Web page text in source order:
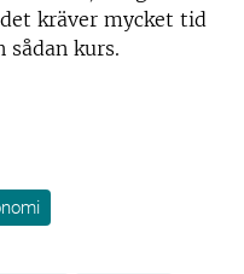
kräver mycket tid
sådan kurs.